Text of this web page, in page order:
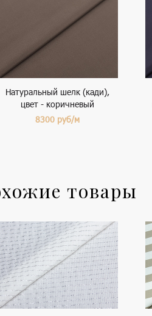
Натуральный шелк (кади),
цвет - коричневый
8300 руб/м
товары